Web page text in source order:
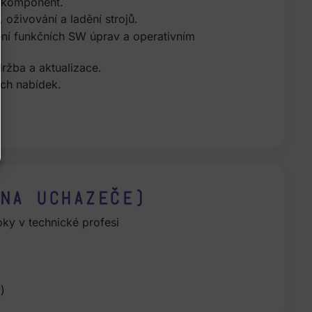
a ladění strojů.
funkčních SW úprav a operativním
a aktualizace.
nabídek.
uchazeče)
v technické profesi